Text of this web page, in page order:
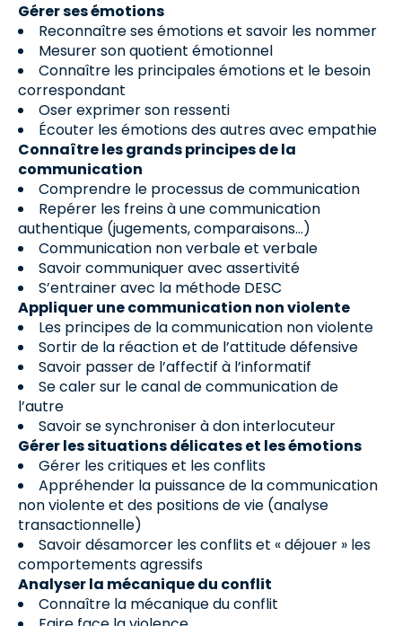
Gérer ses émotions
Reconnaître ses émotions et savoir les nommer
Mesurer son quotient émotionnel
Connaître les principales émotions et le besoin
correspondant
Oser exprimer son ressenti
Écouter les émotions des autres avec empathie
Connaître les grands principes de la
communication
Comprendre le processus de communication
Repérer les freins à une communication
authentique (jugements, comparaisons…)
Communication non verbale et verbale
Savoir communiquer avec assertivité
S’entrainer avec la méthode DESC
Appliquer une communication non violente
Les principes de la communication non violente
Sortir de la réaction et de l’attitude défensive
Savoir passer de l’affectif à l’informatif
Se caler sur le canal de communication de
l’autre
Savoir se synchroniser à don interlocuteur
Gérer les situations délicates et les émotions
Gérer les critiques et les conflits
Appréhender la puissance de la communication
non violente et des positions de vie (analyse
transactionnelle)
Savoir désamorcer les conflits et « déjouer » les
comportements agressifs
Analyser la mécanique du conflit
Connaître la mécanique du conflit